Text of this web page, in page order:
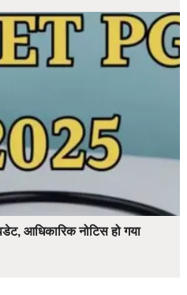
आधिकारिक नोटिस हो गया